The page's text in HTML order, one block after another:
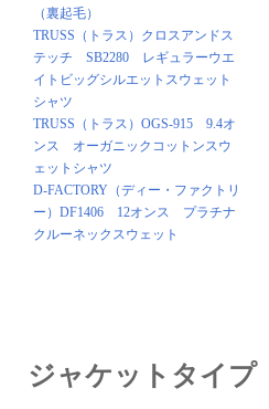
（裏起毛）
TRUSS（トラス）クロスアンドス
テッチ SB2280 レギュラーウエ
イトビッグシルエットスウェット
シャツ
TRUSS（トラス）OGS-915 9.4オ
ンス オーガニックコットンスウ
ェットシャツ
D-FACTORY（ディー・ファクトリ
ー）DF1406 12オンス プラチナ
クルーネックスウェット
ジャケットタイプ